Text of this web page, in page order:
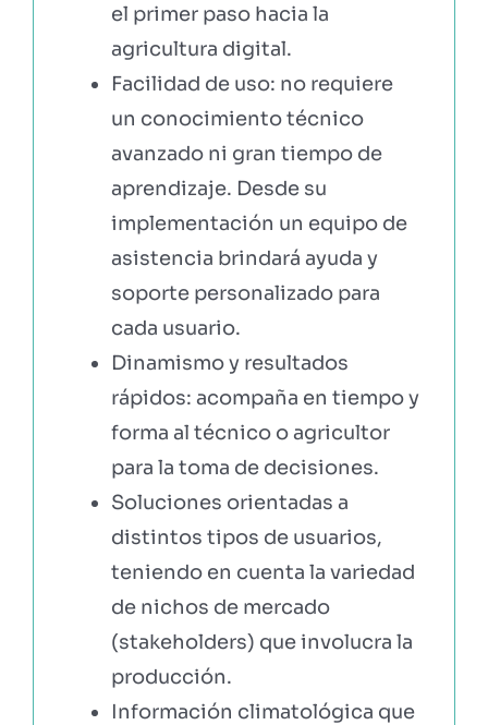
el primer paso hacia la
agricultura digital.
Facilidad de uso: no requiere
un conocimiento técnico
avanzado ni gran tiempo de
aprendizaje. Desde su
implementación un equipo de
asistencia brindará ayuda y
soporte personalizado para
cada usuario.
Dinamismo y resultados
rápidos: acompaña en tiempo y
forma al técnico o agricultor
para la toma de decisiones.
Soluciones orientadas a
distintos tipos de usuarios,
teniendo en cuenta la variedad
de nichos de mercado
(stakeholders) que involucra la
producción.
Información climatológica que